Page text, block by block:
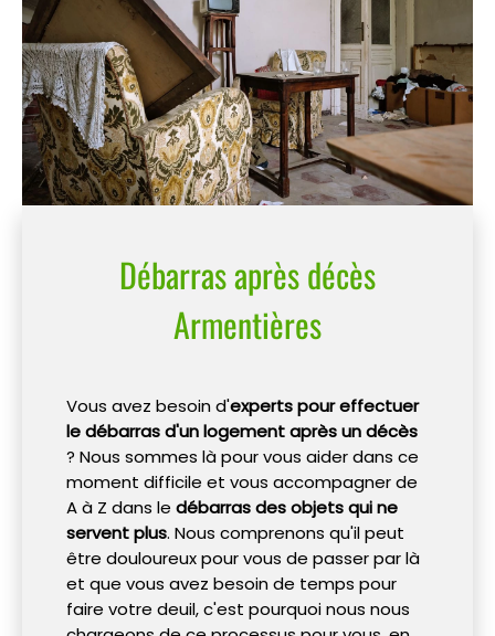
Débarras après décès
Armentières
Vous avez besoin d'experts pour effectuer
le débarras d'un logement après un décès
? Nous sommes là pour vous aider dans ce
moment difficile et vous accompagner de
A à Z dans le débarras des objets qui ne
servent plus. Nous comprenons qu'il peut
être douloureux pour vous de passer par là
et que vous avez besoin de temps pour
faire votre deuil, c'est pourquoi nous nous